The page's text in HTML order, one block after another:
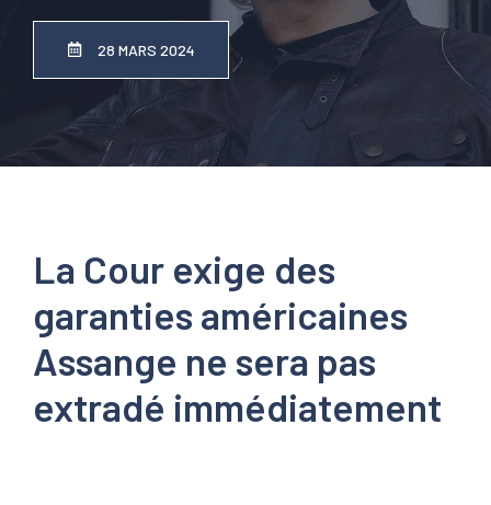
28 MARS 2024
La Cour exige des
garanties américaines
Assange ne sera pas
extradé immédiatement